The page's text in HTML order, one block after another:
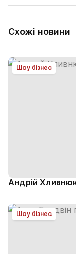
Схожі новини
Шоу бізнес
Андрій
Шоу бізнес